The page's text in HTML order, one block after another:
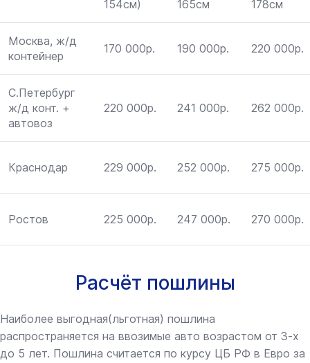
154см)
165см
178см
Москва, ж/д
контейнер
170 000р. 190 000р. 220 000р.
С.Петербург
ж/д конт. +
автовоз
220 000р. 241 000р. 262 000р.
Краснодар 229 000р. 252 000р. 275 000р.
Ростов 225 000р. 247 000р. 270 000р.
Расчёт пошлины
Наиболее выгодная(льготная) пошлина
распространяется на ввозимые авто возрастом от 3-х
до 5 лет. Пошлина считается по курсу ЦБ РФ в Евро за